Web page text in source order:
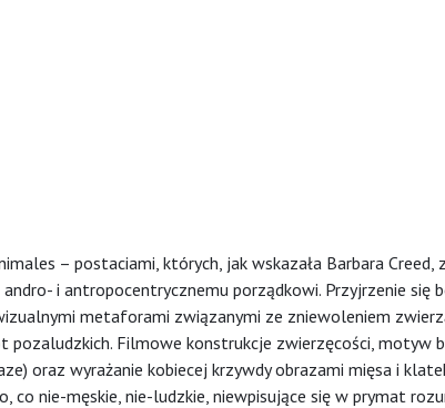
– postaciami, których, jak wskazała Barbara Creed,
i antropocentrycznemu porządkowi. Przyjrzenie się
metaforami związanymi ze zniewoleniem
Filmowe konstrukcje zwierzęcości, motyw
oraz wyrażanie kobiecej krzywdy obrazami mięsa i
co nie-męskie, nie-ludzkie, niewpisujące się w prymat